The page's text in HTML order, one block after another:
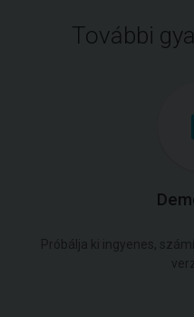
További
Próbálja ki ingyenes,